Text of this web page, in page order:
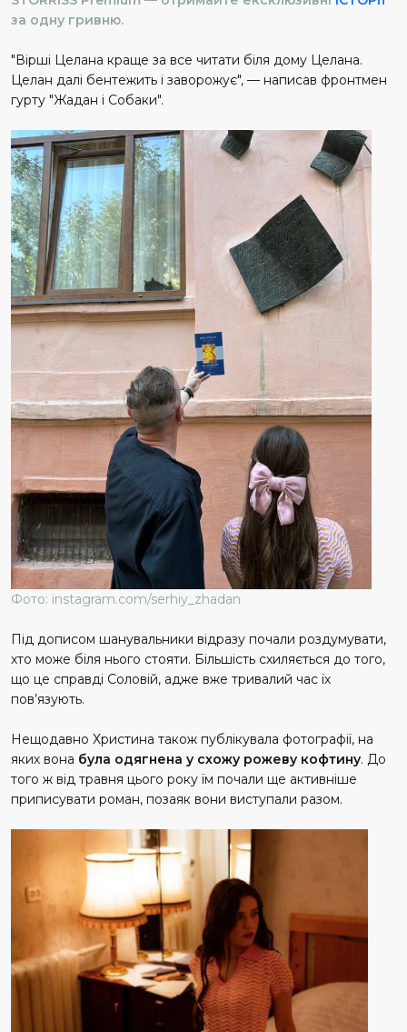
за одну гривню.
"Вірші Целана краще за все читати біля дому Целана.
Целан далі бентежить і заворожує", — написав фронтмен
гурту "Жадан і Собаки".
Фото: instagram.com/serhiy_zhadan
Під дописом шанувальники відразу почали роздумувати,
хто може біля нього стояти. Більшість схиляється до того,
що це справді Соловій, адже вже тривалий час їх
пов’язують.
Нещодавно Христина також публікувала фотографії, на
яких вона була одягнена у схожу рожеву кофтину. До
того ж від травня цього року їм почали ще активніше
приписувати роман, позаяк вони виступали разом.